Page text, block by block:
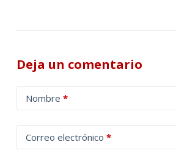
Deja un comentario
Nombre *
Correo electrónico *
l
t